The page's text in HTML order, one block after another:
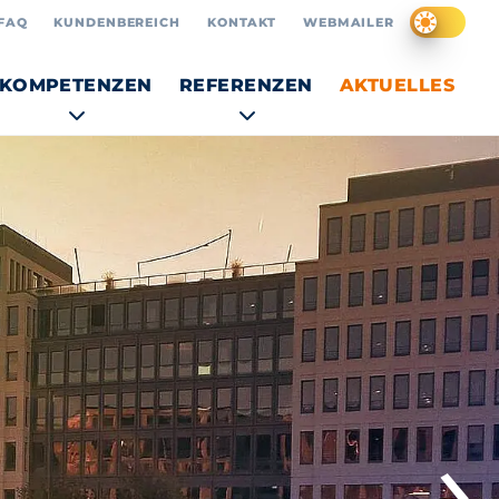
KUNDENBEREICH KONTAKT WEBMAILER
KOMPETENZEN REFERENZEN AKTUELLES